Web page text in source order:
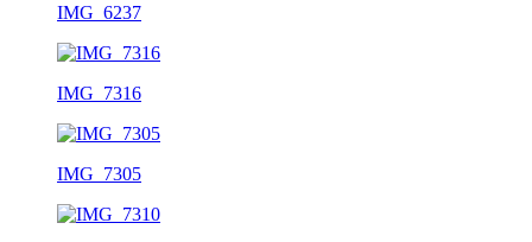
IMG_6237
IMG_7316
IMG_7305